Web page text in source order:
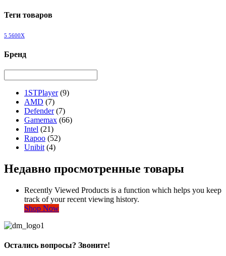
Теги товаров
5 5600X
Бренд
1STPlayer (9)
AMD (7)
Defender (7)
Gamemax (66)
Intel (21)
Rapoo (52)
Unibit (4)
Недавно просмотренные товары
Recently Viewed Products is a function which helps you keep
track of your recent viewing history.
Shop Now
Остались вопросы? Звоните!